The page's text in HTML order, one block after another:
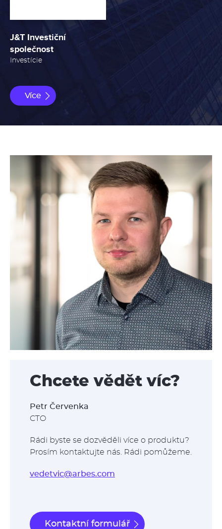
J&T Investiční
společnost
Investície
Více
Chcete vědět víc?
Petr Červenka
CTO
Rádi byste se dozvěděli více o produktu?
Prosím kontaktujte nás. Rádi pomůžeme.
vedetvic@arbes.com
Kontaktní formulář